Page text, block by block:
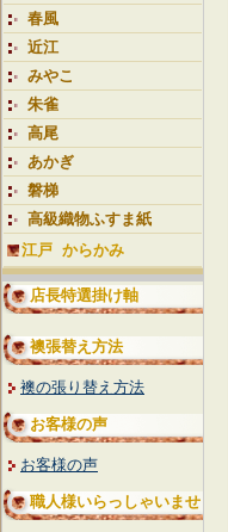
春風
近江
みやこ
朱雀
高尾
あかぎ
磐梯
高級織物ふすま紙
江戸 からかみ
店長特選掛け軸
襖張替え方法
襖の張り替え方法
お客様の声
お客様の声
職人様いらっしゃいませ